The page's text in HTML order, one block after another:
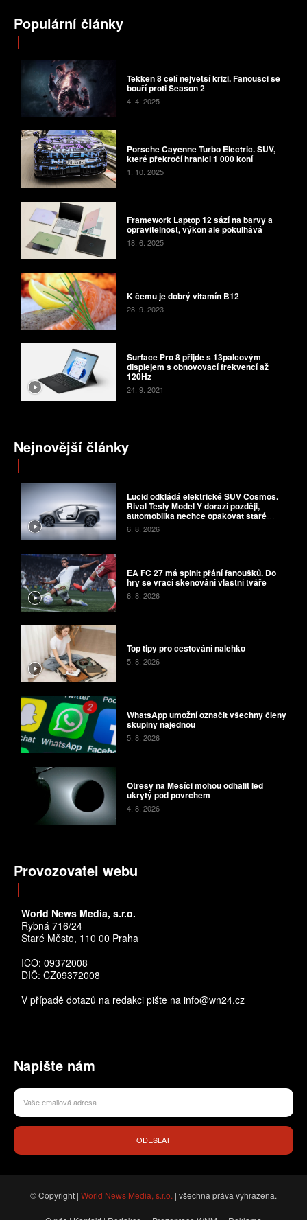
Populární články
Tekken 8 čelí největší krizi. Fanoušci se
bouří proti Season 2
4. 4. 2025
Porsche Cayenne Turbo Electric. SUV,
které překročí hranici 1 000 koní
1. 10. 2025
Framework Laptop 12 sází na barvy a
opravitelnost, výkon ale pokulhává
18. 6. 2025
K čemu je dobrý vitamín B12
28. 9. 2023
Surface Pro 8 přijde s 13palcovým
displejem s obnovovací frekvencí až
120Hz
24. 9. 2021
Nejnovější články
Lucid odkládá elektrické SUV Cosmos.
Rival Tesly Model Y dorazí později,
automobilka nechce opakovat staré
chyby
6. 8. 2026
EA FC 27 má splnit přání fanoušků. Do
hry se vrací skenování vlastní tváře
6. 8. 2026
Top tipy pro cestování nalehko
5. 8. 2026
WhatsApp umožní označit všechny členy
skupiny najednou
5. 8. 2026
Otřesy na Měsíci mohou odhalit led
ukrytý pod povrchem
4. 8. 2026
Provozovatel webu
World News Media, s.r.o.
Rybná 716/24
Staré Město, 110 00 Praha
IČO: 09372008
DIČ: CZ09372008
V případě dotazů na redakci pište na info@wn24.cz
Napište nám
ODESLAT
© Copyright | World News Media, s.r.o. | všechna práva vyhrazena.